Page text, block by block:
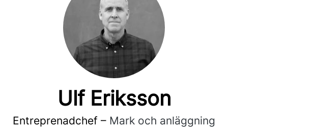
Ulf Eriksson
Entreprenadchef – Mark och anläggning